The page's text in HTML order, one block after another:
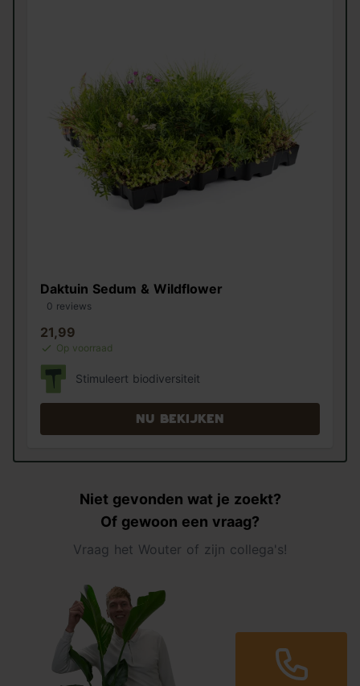
Daktuin Sedum & Wildflower
0 reviews
21,99
Op voorraad
Stimuleert biodiversiteit
Nu bekijken
Niet gevonden wat je zoekt?
Of gewoon een vraag?
Vraag het Wouter of zijn collega's!